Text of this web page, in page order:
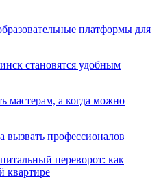
платформы для
становятся удобным
мастерам, а когда можно
вызвать профессионалов
переворот: как
квартире